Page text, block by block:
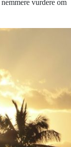
vurdere om